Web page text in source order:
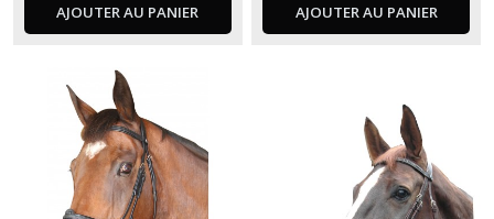
AJOUTER AU PANIER AJOUTER AU PANIER